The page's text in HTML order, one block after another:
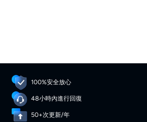
100%安全放心
48小時內進行回復
50+次更新/年